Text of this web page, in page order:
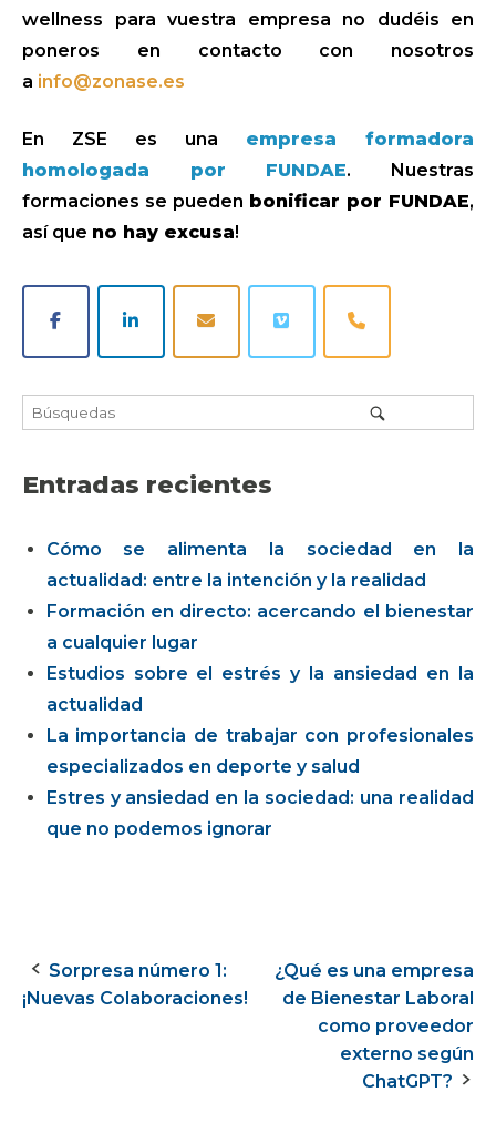
wellness para vuestra empresa no dudéis en
poneros en contacto con nosotros
a info@zonase.es
En ZSE es una empresa formadora
homologada por FUNDAE. Nuestras
formaciones se pueden bonificar por FUNDAE,
así que no hay excusa!
Entradas recientes
Cómo se alimenta la sociedad en la
actualidad: entre la intención y la realidad
Formación en directo: acercando el bienestar
a cualquier lugar
Estudios sobre el estrés y la ansiedad en la
actualidad
La importancia de trabajar con profesionales
especializados en deporte y salud
Estres y ansiedad en la sociedad: una realidad
que no podemos ignorar
Navegación
Sorpresa número 1:
¡Nuevas Colaboraciones!
¿Qué es una empresa
de Bienestar Laboral
como proveedor
externo según
ChatGPT?